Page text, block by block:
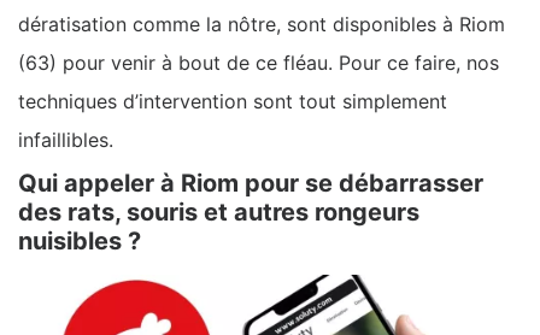
dératisation comme la nôtre, sont disponibles à Riom
(63) pour venir à bout de ce fléau. Pour ce faire, nos
techniques d’intervention sont tout simplement
infaillibles.
Qui appeler à Riom pour se débarrasser
des rats, souris et autres rongeurs
nuisibles ?